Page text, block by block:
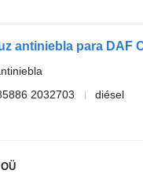
antiniebla para DAF
2032703
diésel